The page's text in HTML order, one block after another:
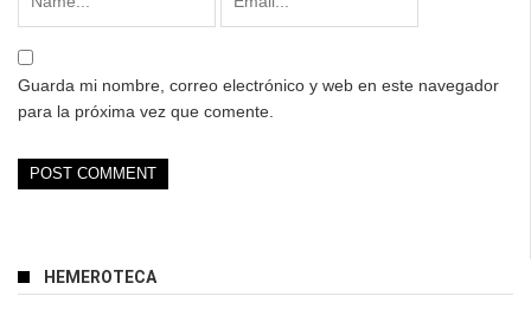
Guarda mi nombre, correo electrónico y web en este navegador
para la próxima vez que comente.
HEMEROTECA